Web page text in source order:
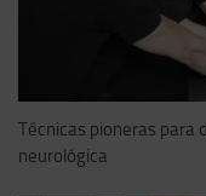
Técnicas pioneras para
neurológica